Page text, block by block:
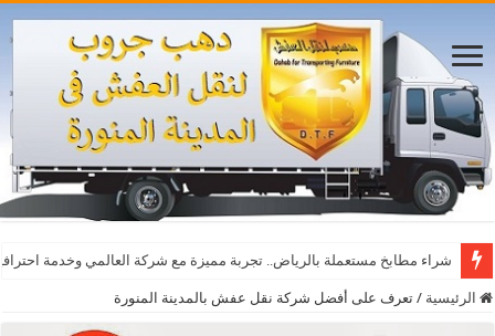
شراء مطابخ مستعملة بالرياض.. تجربة مميزة مع شركة العالمي وخدمة
الرئيسية / تعرف على أفضل شركة نقل عفش بالمدينة المنورة